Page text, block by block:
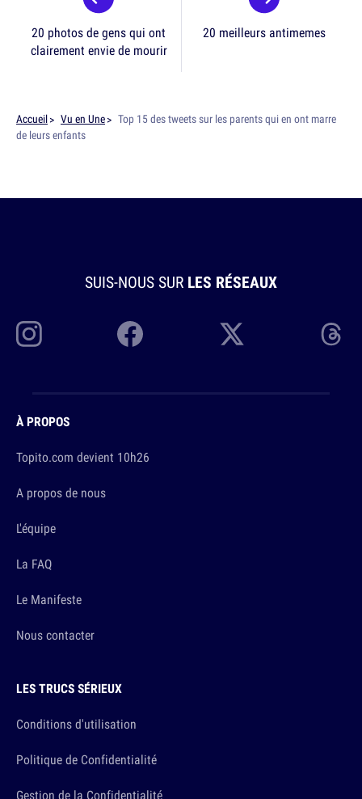
20 photos de gens qui ont
clairement envie de mourir
20 meilleurs antimemes
Accueil Vu en Une
Top 15 des tweets sur les parents qui en ont marre
de leurs enfants
SUIS-NOUS SUR LES RÉSEAUX
À PROPOS
Topito.com devient 10h26
A propos de nous
L'équipe
La FAQ
Le Manifeste
Nous contacter
LES TRUCS SÉRIEUX
Conditions d'utilisation
Politique de Confidentialité
Gestion de la Confidentialité